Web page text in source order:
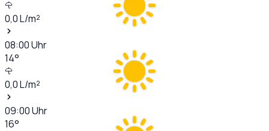
0,0L/m²
08:00Uhr
14°
0,0L/m²
09:00Uhr
16°